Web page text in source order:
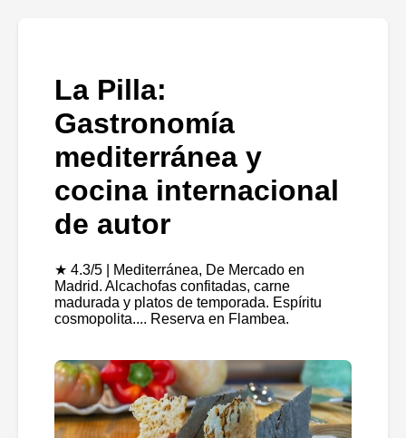
La Pilla:
Gastronomía
mediterránea y
cocina internacional
de autor
★ 4.3/5 | Mediterránea, De Mercado en
Madrid. Alcachofas confitadas, carne
madurada y platos de temporada. Espíritu
cosmopolita.... Reserva en Flambea.